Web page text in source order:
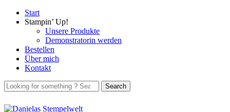
Start
Stampin’ Up!
Unsere Produkte
Demonstratorin werden
Bestellen
Über mich
Kontakt